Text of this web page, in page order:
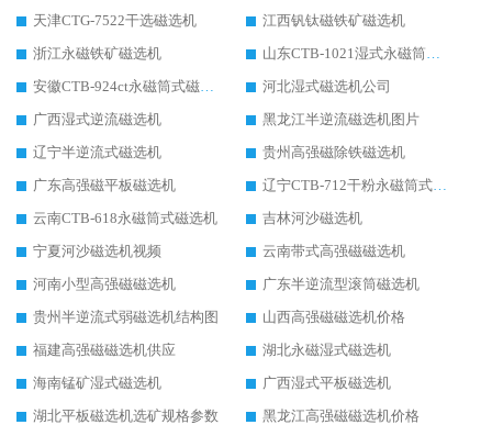
天津CTG-7522干选磁选机
江西钒钛磁铁矿磁选机
浙江永磁铁矿磁选机
山东CTB-1021湿式永磁筒式磁选机
安徽CTB-924ct永磁筒式磁选机
河北湿式磁选机公司
广西湿式逆流磁选机
黑龙江半逆流磁选机图片
辽宁半逆流式磁选机
贵州高强磁除铁磁选机
广东高强磁平板磁选机
辽宁CTB-712干粉永磁筒式磁选机
云南CTB-618永磁筒式磁选机
吉林河沙磁选机
宁夏河沙磁选机视频
云南带式高强磁磁选机
河南小型高强磁磁选机
广东半逆流型滚筒磁选机
贵州半逆流式弱磁选机结构图
山西高强磁磁选机价格
福建高强磁磁选机供应
湖北永磁湿式磁选机
海南锰矿湿式磁选机
广西湿式平板磁选机
湖北平板磁选机选矿规格参数
黑龙江高强磁磁选机价格